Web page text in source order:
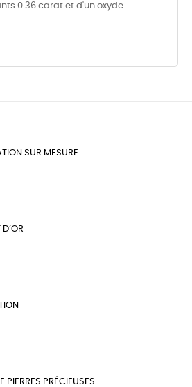
0.36 carat et d'un oxyde
SUR MESURE
PIERRES PRÉCIEUSES